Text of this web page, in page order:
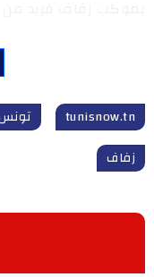
tunisnow.tn
زفاف